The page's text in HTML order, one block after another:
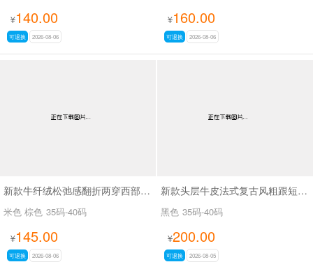
¥140.00
可退换 2026-08-06
¥160.00
可退换 2026-08-06
新款牛纤绒松弛感翻折两穿西部牛仔靴长靴SA26609
米色 棕色 35码-40码
¥145.00
可退换 2026-08-06
新款头层牛皮法式复古风粗跟短靴女百搭款休闲女靴SA2678
黑色 35码-40码
¥200.00
可退换 2026-08-05